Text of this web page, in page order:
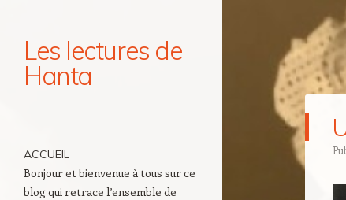
Les lectures de
Hanta
ACCUEIL
Bonjour et bienvenue à tous sur ce
blog qui retrace l’ensemble de